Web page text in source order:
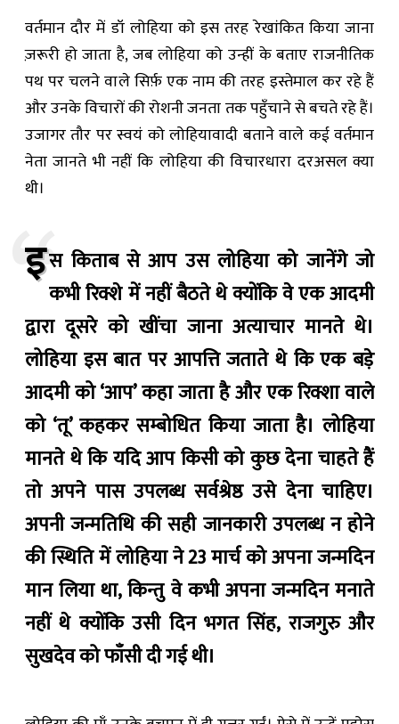
वर्तमान दौर में डॉ लोहिया को इस तरह रेखांकित किया जाना
ज़रूरी हो जाता है, जब लोहिया को उन्हीं के बताए राजनीतिक
पथ पर चलने वाले सिर्फ़ एक नाम की तरह इस्तेमाल कर रहे हैं
और उनके विचारों की रोशनी जनता तक पहुँचाने से बचते रहे हैं।
उजागर तौर पर स्वयं को लोहियावादी बताने वाले कई वर्तमान
नेता जानते भी नहीं कि लोहिया की विचारधारा दरअसल क्या
थी।
इस किताब से आप उस लोहिया को जानेंगे जो
कभी रिक्शे में नहीं बैठते थे क्योंकि वे एक आदमी
द्वारा दूसरे को खींचा जाना अत्याचार मानते थे।
लोहिया इस बात पर आपत्ति जताते थे कि एक बड़े
आदमी को ‘आप’ कहा जाता है और एक रिक्शा वाले
को ‘तू’ कहकर सम्बोधित किया जाता है। लोहिया
मानते थे कि यदि आप किसी को कुछ देना चाहते हैं
तो अपने पास उपलब्ध सर्वश्रेष्ठ उसे देना चाहिए।
अपनी जन्मतिथि की सही जानकारी उपलब्ध न होने
की स्थिति में लोहिया ने 23 मार्च को अपना जन्मदिन
मान लिया था, किन्तु वे कभी अपना जन्मदिन मनाते
नहीं थे क्योंकि उसी दिन भगत सिंह, राजगुरु और
सुखदेव को फाँसी दी गई थी।